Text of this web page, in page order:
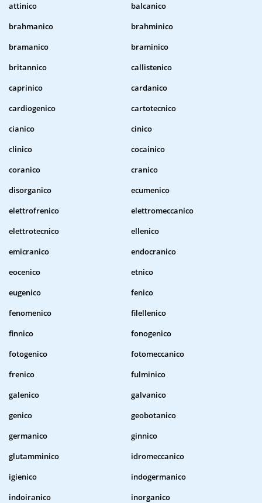
attinico
balcanico
brahmanico
brahminico
bramanico
braminico
britannico
callistenico
caprinico
cardanico
cardiogenico
cartotecnico
cianico
cinico
clinico
cocainico
coranico
cranico
disorganico
ecumenico
elettrofrenico
elettromeccanico
elettrotecnico
ellenico
emicranico
endocranico
eocenico
etnico
eugenico
fenico
fenomenico
filellenico
finnico
fonogenico
fotogenico
fotomeccanico
frenico
fulminico
galenico
galvanico
genico
geobotanico
germanico
ginnico
glutamminico
idromeccanico
igienico
indogermanico
indoiranico
inorganico